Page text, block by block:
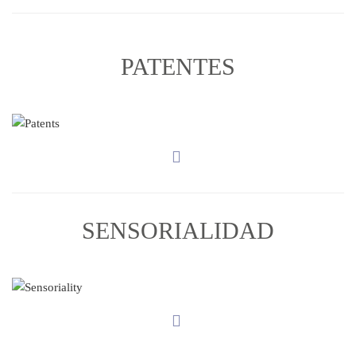
PATENTES
SENSORIALIDAD